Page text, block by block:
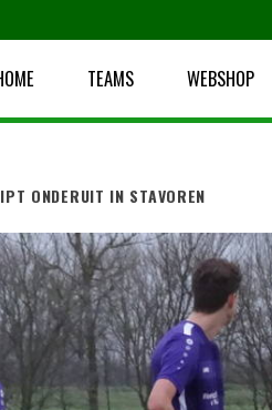
TEAMS WEBSHOP
ONDERUIT IN STAVOREN